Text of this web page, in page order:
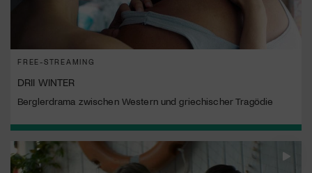
FREE-STREAMING
DRII WINTER
Berglerdrama zwischen Western und griechischer Tragödie